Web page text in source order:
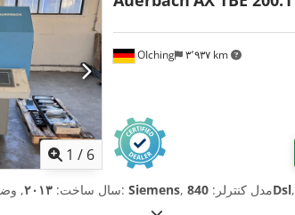
1 / 6
OIching ۳٬۹۳۷ km
سال ساخت: ۲۰۱۳, , تولیدکننده کنترلر: Siemens , مدل کنترلر:840Dsl,